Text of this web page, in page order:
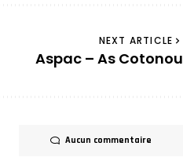
NEXT ARTICLE
Aspac – As Cotonou
Aucun commentaire